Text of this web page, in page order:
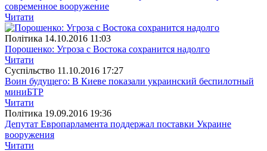
современное вооружение
Читати
Полiтика 14.10.2016 11:03
Порошенко: Угроза с Востока сохранится надолго
Читати
Суспiльство 11.10.2016 17:27
Воин будущего: В Киеве показали украинский беспилотный
миниБТР
Читати
Полiтика 19.09.2016 19:36
Депутат Европарламента поддержал поставки Украине
вооружения
Читати